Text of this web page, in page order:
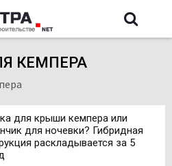
КЕМПЕРА
для крыши кемпера или
для ночевки? Гибридная
раскладывается за 5